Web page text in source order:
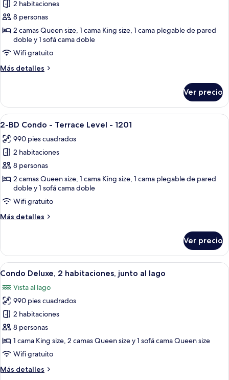
de
Condo
Deluxe,
habitaciones,
vista
al
2 habitaciones
8 personas
2 camas Queen size, 1 cama King size, 1 cama plegable de pared
doble y 1 sofá cama doble
Wifi gratuito
Más detalles
Más
Deluxe,
habitaciones,
al
lago
Ver precio
Abrir
todas
las
fotos
de
2-
Condo
-
-
1201
Un dormitorio con una cama de
23
2-BD Condo - Terrace Level - 1201
990 pies cuadrados
2 habitaciones
8 personas
2 camas Queen size, 1 cama King size, 1 cama plegable de pared
doble y 1 sofá cama doble
Wifi gratuito
Más detalles
Más
BD
Condo
-
Level
1201
Ver precio
Abrir
todas
las
fotos
de
Condo
Deluxe,
2
habitaciones,
junto
Amplia sala de estar con mesa de
19
Condo Deluxe, 2 habitaciones, junto al lago
Vista al lago
990 pies cuadrados
2 habitaciones
8 personas
1 cama King size, 2 camas Queen size y 1 sofá cama Queen size
Wifi gratuito
Más detalles
Más